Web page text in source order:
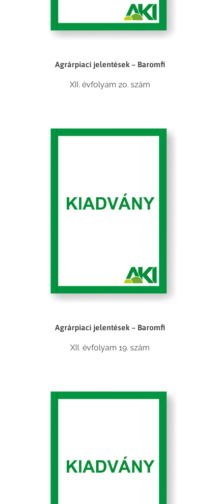
Agrárpiaci jelentések – Baromfi
XII. évfolyam 20. szám
Agrárpiaci jelentések – Baromfi
XII. évfolyam 19. szám